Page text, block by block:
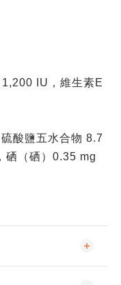
IU，維生素E
酸鹽五水合物 8.7
硒（硒）0.35 mg